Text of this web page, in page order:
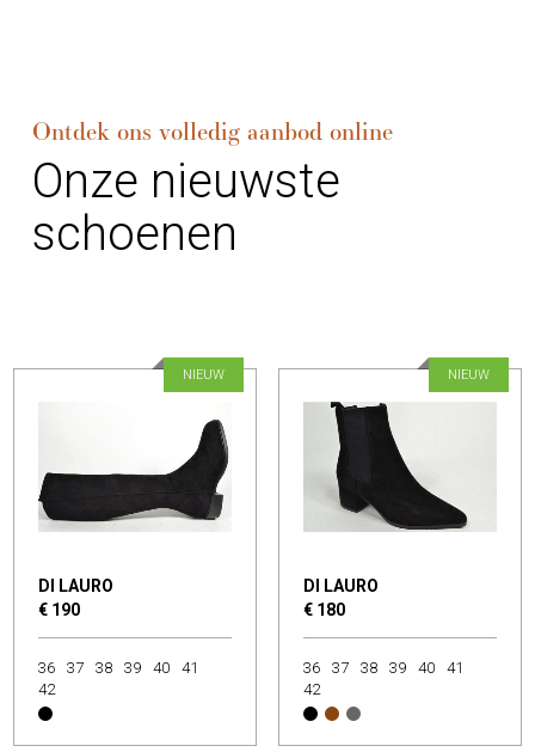
Ontdek ons volledig aanbod online
Onze nieuwste
schoenen
DI LAURO
€ 190
NIEUW
36 37 38 39 40
41
42
DI LAURO
€ 180
NIEUW
36 37 38 39 40
41
42